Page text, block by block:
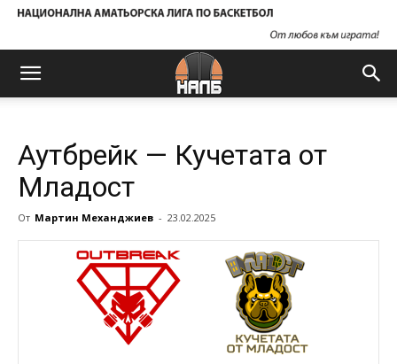
Аутбрейк — Кучетата от
Младост
От Мартин Механджиев - 23.02.2025